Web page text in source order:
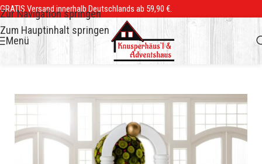
Zur Navigation springen
Zum Hauptinhalt springen
GRATIS Versand innerhalb Deutschlands ab 59,90 €.
Menü